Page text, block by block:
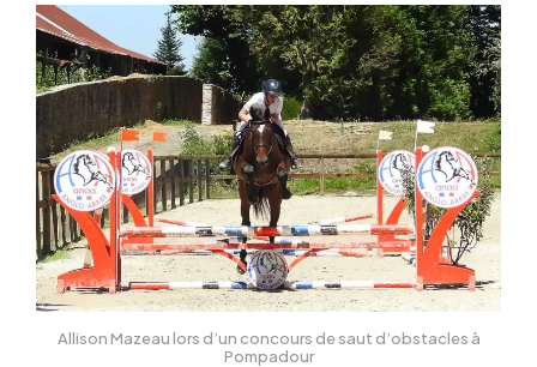
Allison Mazeau lors d’un concours de saut d’obstacles à
Pompadour